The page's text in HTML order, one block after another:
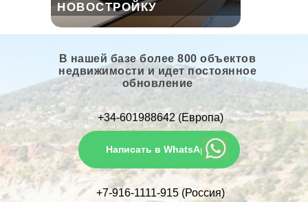
НОВОСТРОЙКУ
+34-601988642 (Европа)
В нашей базе более 800 объектов
недвижимости и идет постоянное
обновление
Написать в WhatsApp
+7-916-1111-915 (Россия)